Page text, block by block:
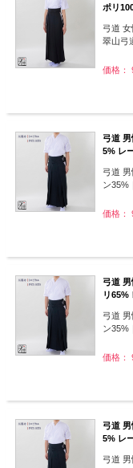
ポリ
弓道
翠山弓
価格：
弓道
5% レ
弓道
ン35%
価格：
弓道
リ65%
弓道
ン35%
価格：
弓道
5% レ
弓道